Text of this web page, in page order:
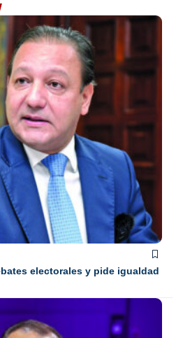
electorales y pide igualdad